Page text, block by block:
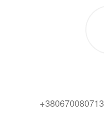
+380670080713